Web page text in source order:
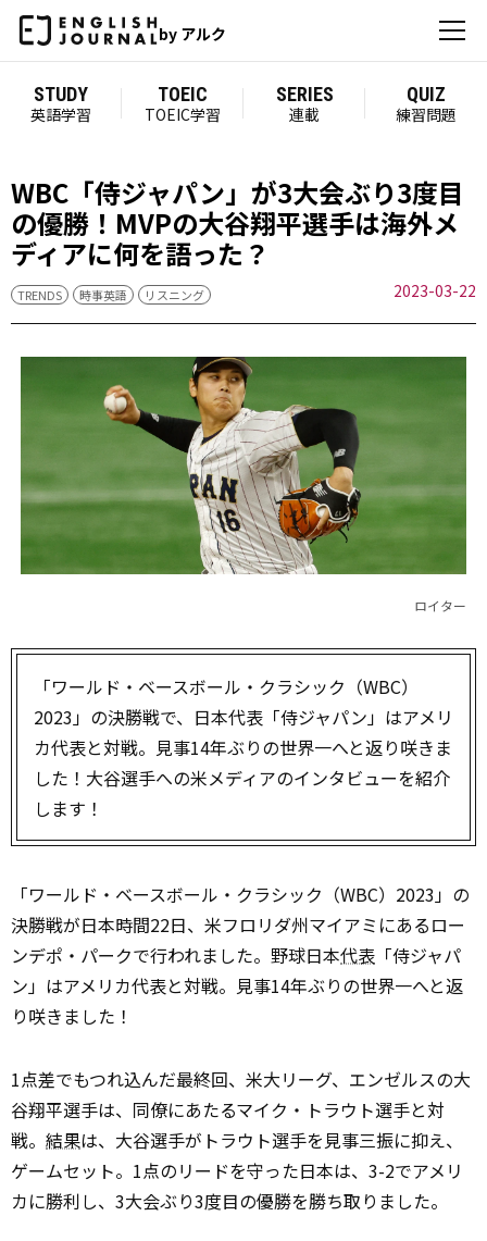
by アルク
STUDY
英語学習
TOEIC
TOEIC学習
SERIES
連載
QUIZ
練習問題
WBC「侍ジャパン」が3大会ぶり3度目
の優勝！MVPの大谷翔平選手は海外メ
ディアに何を語った？
TRENDS 時事英語 リスニング 2023-03-22
ロイター
「ワールド・ベースボール・クラシック（WBC）
2023」の決勝戦で、日本代表「侍ジャパン」はアメリ
カ代表と対戦。見事14年ぶりの世界一へと返り咲きま
した！大谷選手への米メディアのインタビューを紹介
します！
「ワールド・ベースボール・クラシック（WBC）2023」の
決勝戦が日本時間22日、米フロリダ州マイアミにあるロー
ンデポ・パークで行われました。野球日本代表 「侍ジャパ
ン」はアメリカ代表と対戦。見事14年ぶりの世界一へと返
り咲きました！
1点差でもつれ込んだ最終回、米大リーグ、エンゼルスの大
谷翔平選手は、同僚にあたるマイク・トラウト選手と対
戦。 結果は、大谷選手がトラウト選手を見事三振に抑え、
ゲームセット。1点のリードを守った日本は、3-2でアメリ
カに勝利し、3大会ぶり3度目の優勝を勝ち取りました。